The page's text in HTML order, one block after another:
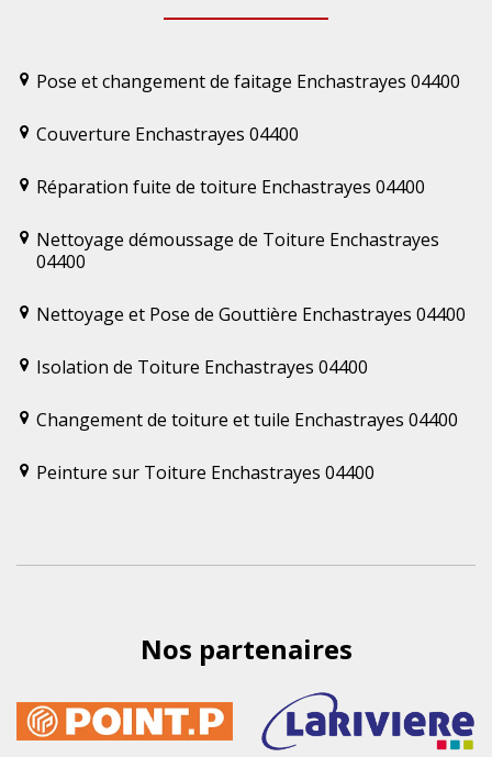
Pose et changement de faitage Enchastrayes 04400
Couverture Enchastrayes 04400
Réparation fuite de toiture Enchastrayes 04400
Nettoyage démoussage de Toiture Enchastrayes
04400
Nettoyage et Pose de Gouttière Enchastrayes 04400
Isolation de Toiture Enchastrayes 04400
Changement de toiture et tuile Enchastrayes 04400
Peinture sur Toiture Enchastrayes 04400
Nos partenaires